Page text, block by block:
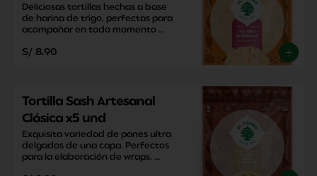
Deliciosas tortillas hechas a base
de harina de trigo, perfectas para
acompañar en todo momento
versatilidad y practicidad.
S/ 8.90
Tortilla Sash Artesanal
Clásica x5 und
Exquisita variedad de panes ultra
delgados de una capa. Perfectos
para la elaboración de wraps,